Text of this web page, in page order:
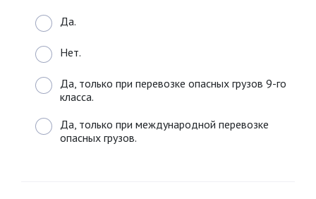
Да.
Нет.
Да, только при перевозке опасных грузов 9-го
класса.
Да, только при международной перевозке
опасных грузов.